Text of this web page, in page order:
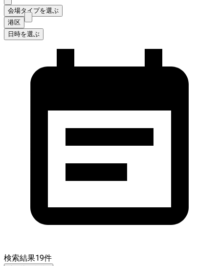
会場タイプを選ぶ
港区
日時を選ぶ
検索結果19件